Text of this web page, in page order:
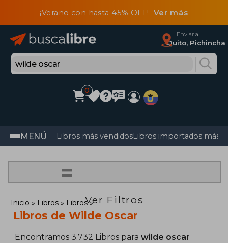
¡Verano con hasta 45% OFF! Ver más
Enviar a
Quito, Pichincha
0
MENÚ Libros más vendidosLibros importados más
=
Ver Filtros
Inicio Libros Libros
Libros de Wilde Oscar
Encontramos 3.732 Libros parawilde oscar